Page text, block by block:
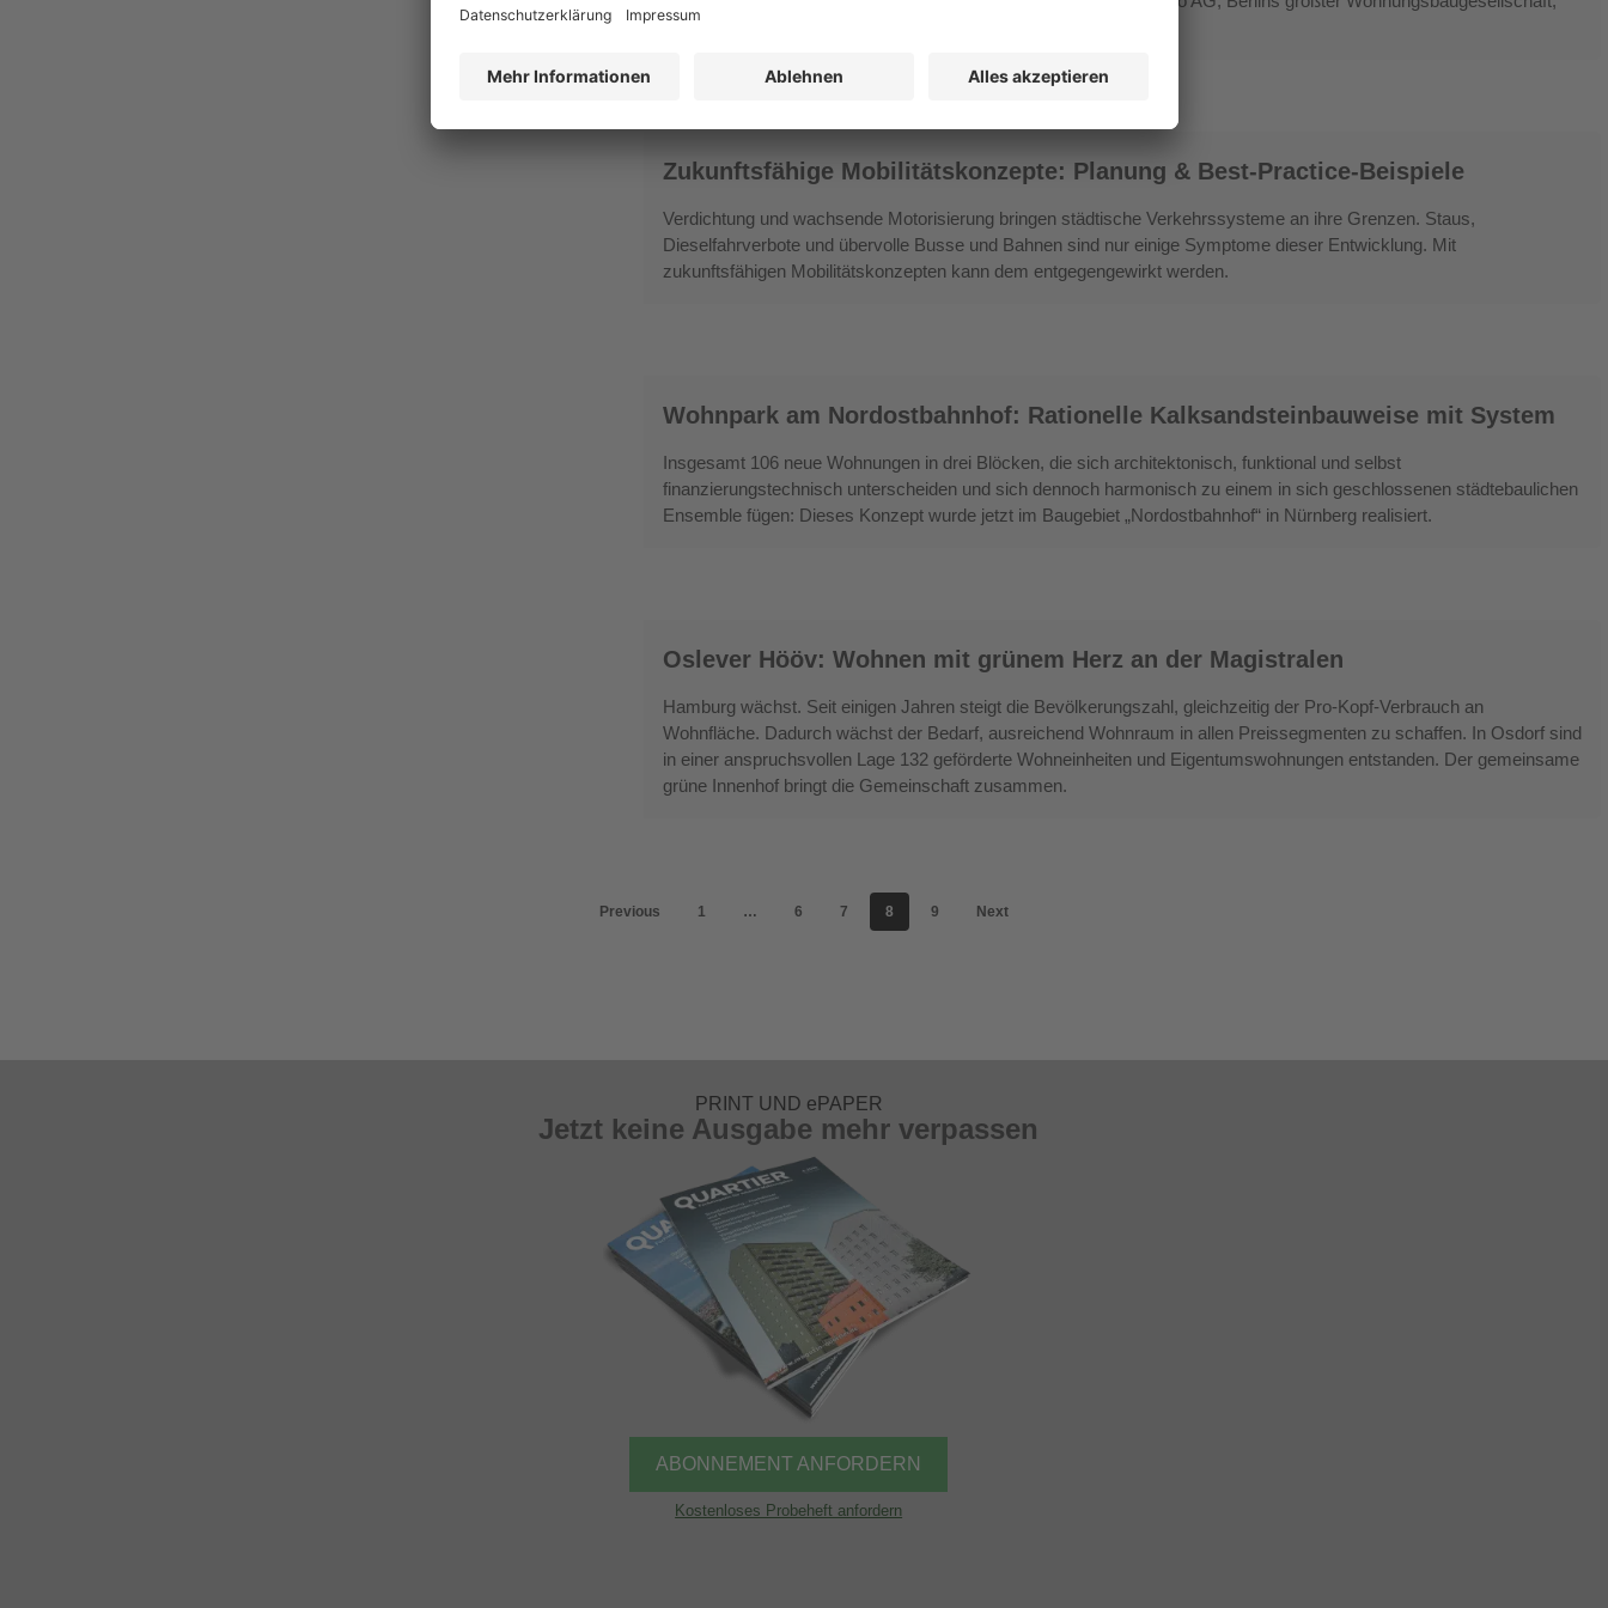
als Leuchtturmprojekt beim Wiedereinstieg in den Wohnungsbau.
Mobilitätskonzepte:
Planung
Best-
Zukunftsfähige Mobilitätskonzepte: Planung & Best-Practice-Beispiele
Verdichtung und wachsende Motorisierung bringen städtische Verkehrssysteme an ihre Grenzen. Staus,
Dieselfahrverbote und übervolle Busse und Bahnen sind nur einige Symptome dieser Entwicklung. Mit
zukunftsfähigen Mobilitätskonzepten kann dem entgegengewirkt werden.
am
Nordostbahnhof:
Rationelle
Kalksandsteinbauweise
Wohnpark am Nordostbahnhof: Rationelle Kalksandsteinbauweise mit System
Insgesamt 106 neue Wohnungen in drei Blöcken, die sich architektonisch, funktional und selbst
finanzierungstechnisch unterscheiden und sich dennoch harmonisch zu einem in sich geschlossenen städtebaulichen
Ensemble fügen: Dieses Konzept wurde jetzt im Baugebiet „Nordostbahnhof“ in Nürnberg realisiert.
Hööv:
Wohnen
mit
grünem
Herz
Oslever Hööv: Wohnen mit grünem Herz an der Magistralen
Hamburg wächst. Seit einigen Jahren steigt die Bevölkerungszahl, gleichzeitig der Pro-Kopf-Verbrauch an
Wohnfläche. Dadurch wächst der Bedarf, ausreichend Wohnraum in allen Preissegmenten zu schaffen. In Osdorf sind
in einer anspruchsvollen Lage 132 geförderte Wohneinheiten und Eigentumswohnungen entstanden. Der gemeinsame
grüne Innenhof bringt die Gemeinschaft zusammen.
Previous 1 … 6 7 8 9 Next
PRINT UND ePAPER
Jetzt keine Ausgabe mehr verpassen
ABONNEMENT ANFORDERN
Kostenloses Probeheft anfordern